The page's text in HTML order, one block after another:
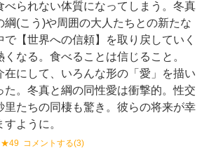
べられない体質になってしまう。冬真
綱(こう)や周囲の大人たちとの新たな
で【世界への信頼】を取り戻していく
くなる。食べることは信じること。
在にして、いろんな形の「愛」を描い
た。冬真と綱の同性愛は衝撃的。性交
里たちの同棲も驚き。彼らの将来が幸
ように。
★49 コメントする(3)